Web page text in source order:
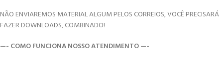
NÃO ENVIAREMOS MATERIAL ALGUM PELOS CORREIOS, VOCÊ PRECISARÁ
FAZER DOWNLOADS, COMBINADO!
—- COMO FUNCIONA NOSSO ATENDIMENTO —-